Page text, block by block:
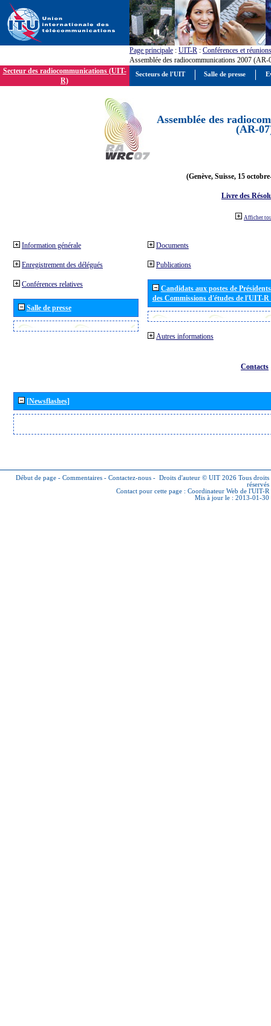
Page principale : UIT-R : Conférences et réunions
Assemblée des radiocommunications 2007 (AR-
Secteur des radiocommunications (UIT-
R)
Assemblée des
(AR-
(Genève, Suisse, 15
Livre des
Afficher
Information générale
Enregistrement des délégués
Conférences relatives
Salle de presse
Documents
Publications
Candidats aux postes de
des Commissions d'études de l'UIT-
Autres informations
Contacts
[Newsflashes]
Début de page - Commentaires - Contactez-nous - Droits d'auteur © UIT 2026 Tous droits
réservés
Contact pour cette page : Coordinateur Web de l'UIT-R
Mis à jour le : 2013-01-30
Secteurs de l'UIT Salle de presse